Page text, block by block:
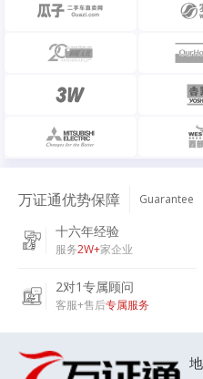
万证通优势保障 Guarantee
十六年经验
服务2W+家企业
2对1专属顾问
客服+售后专属服务